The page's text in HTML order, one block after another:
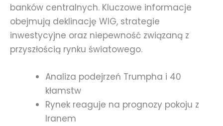
banków centralnych. Kluczowe informacje
obejmują deklinację WIG, strategie
inwestycyjne oraz niepewność związaną z
przyszłością rynku światowego.
Analiza podejrzeń Trumpha i 40
kłamstw
Rynek reaguje na prognozy pokoju z
Iranem